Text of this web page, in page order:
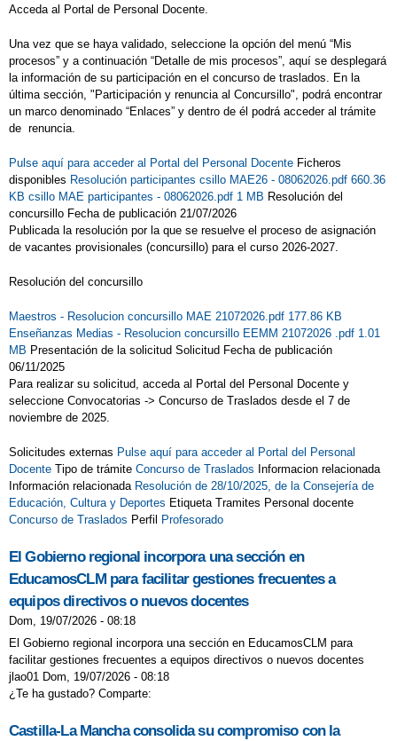
Acceda al Portal de Personal Docente.
Una vez que se haya validado, seleccione la opción del menú “Mis
procesos” y a continuación “Detalle de mis procesos”, aquí se desplegará
la información de su participación en el concurso de traslados. En la
última sección, "Participación y renuncia al Concursillo", podrá encontrar
un marco denominado “Enlaces” y dentro de él podrá acceder al trámite
de renuncia.
Pulse aquí para acceder al Portal del Personal Docente Ficheros
disponibles Resolución participantes csillo MAE26 - 08062026.pdf 660.36
KB csillo MAE participantes - 08062026.pdf 1 MB Resolución del
concursillo Fecha de publicación 21/07/2026
Publicada la resolución por la que se resuelve el proceso de asignación
de vacantes provisionales (concursillo) para el curso 2026-2027.
Resolución del concursillo
Maestros - Resolucion concursillo MAE 21072026.pdf 177.86 KB
Enseñanzas Medias - Resolucion concursillo EEMM 21072026 .pdf 1.01
MB Presentación de la solicitud Solicitud Fecha de publicación
06/11/2025
Para realizar su solicitud, acceda al Portal del Personal Docente y
seleccione Convocatorias -> Concurso de Traslados desde el 7 de
noviembre de 2025.
Solicitudes externas Pulse aquí para acceder al Portal del Personal
Docente Tipo de trámite Concurso de Traslados Informacion relacionada
Información relacionada Resolución de 28/10/2025, de la Consejería de
Educación, Cultura y Deportes Etiqueta Tramites Personal docente
Concurso de Traslados Perfil Profesorado
El Gobierno regional incorpora una sección en
EducamosCLM para facilitar gestiones frecuentes a
equipos directivos o nuevos docentes
Dom, 19/07/2026 - 08:18
El Gobierno regional incorpora una sección en EducamosCLM para
facilitar gestiones frecuentes a equipos directivos o nuevos docentes
jlao01 Dom, 19/07/2026 - 08:18
¿Te ha gustado? Comparte:
Castilla-La Mancha consolida su compromiso con la